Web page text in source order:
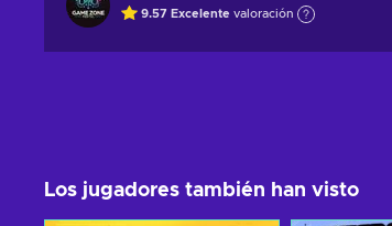
9.57 Excelente valoración
Los jugadores también han visto